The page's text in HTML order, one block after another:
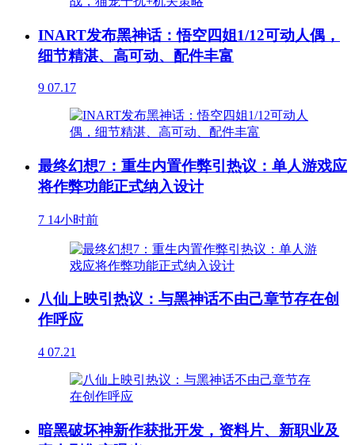
INART发布黑神话：悟空四姐1/12可动人偶，
细节精湛、高可动、配件丰富
9 07.17
最终幻想7：重生内置作弊引热议：单人游戏应
将作弊功能正式纳入设计
7 14小时前
八仙上映引热议：与黑神话不由己章节存在创
作呼应
4 07.21
暗黑破坏神新作获批开发，资料片、新职业及